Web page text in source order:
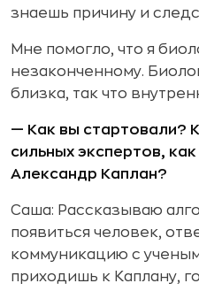
знаешь причину и
Мне помогло, что я
незаконченному.
близка, так что
— Как вы стартовали?
сильных экспертов,
Александр Каплан?
Саша: Рассказываю
появиться человек,
коммуникацию с
приходишь к Каплану,